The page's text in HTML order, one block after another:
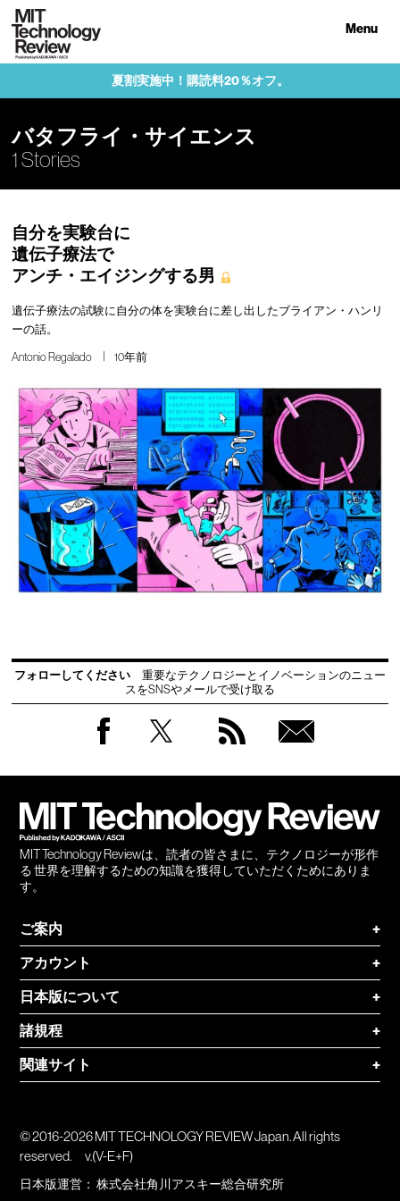
Menu
夏割実施中！購読料20％オフ。
バタフライ・サイエンス
1 Stories
自分を実験台に
遺伝子療法で
アンチ・エイジングする男
遺伝子療法の試験に自分の体を実験台に差し出したブライアン・ハンリ
ーの話。
Antonio Regalado 10年前
フォローしてください
重要なテクノロジーとイノベーションのニュー
スをSNSやメールで受け取る
MIT Technology Reviewは、読者の皆さまに、テクノロジーが形作
る 世界を理解するための知識を獲得していただくためにありま
す。
ご案内
+
アカウント
+
日本版について
+
諸規程
+
関連サイト
+
© 2016-2026 MIT TECHNOLOGY REVIEW Japan. All rights
reserved.
v.(V-E+F)
日本版運営：株式会社角川アスキー総合研究所